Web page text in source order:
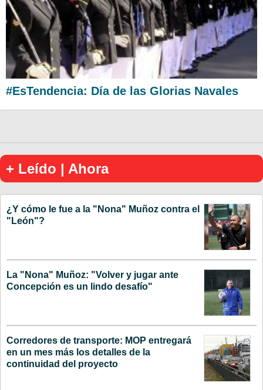
#EsTendencia: Día de las Glorias Navales
+ Leído | Ahora
¿Y cómo le fue a la "Nona" Muñoz contra el
"León"?
La "Nona" Muñoz: "Volver y jugar ante
Concepción es un lindo desafío"
Corredores de transporte: MOP entregará
en un mes más los detalles de la
continuidad del proyecto